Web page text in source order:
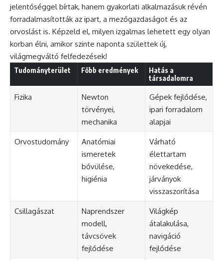
jelentőséggel bírtak, hanem gyakorlati alkalmazásuk révén
forradalmasították az ipart, a mezőgazdaságot és az
orvoslást is. Képzeld el, milyen izgalmas lehetett egy olyan
korban élni, amikor szinte naponta születtek új,
világmegváltó felfedezések!
Tudományterület Főbb eredmények
Hatás a
társadalomra
Fizika
Newton
törvényei,
mechanika
Gépek fejlődése,
ipari forradalom
alapjai
Orvostudomány
Anatómiai
ismeretek
bővülése,
higiénia
Várható
élettartam
növekedése,
járványok
visszaszorítása
Csillagászat
Naprendszer
modell,
távcsövek
fejlődése
Világkép
átalakulása,
navigáció
fejlődése